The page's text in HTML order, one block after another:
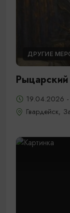
ДРУГИЕ
19.04.2026
Гвардейск,